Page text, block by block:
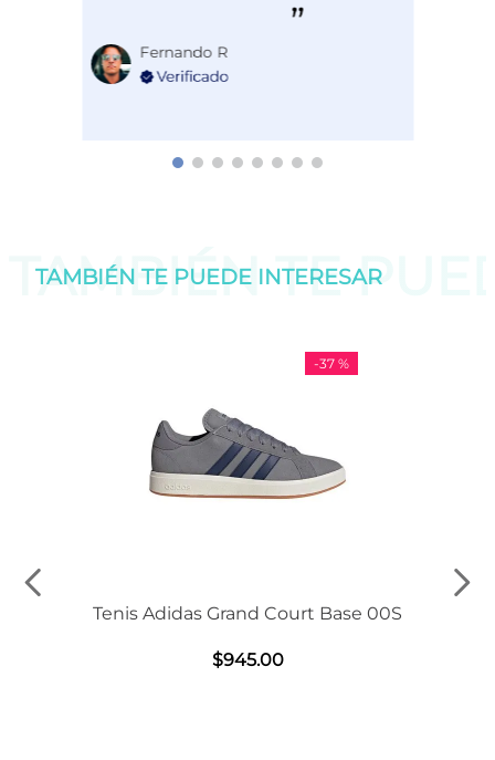
Fernando R
TAMBIÉN TE
TAMBIÉN TE PUEDE INTERESAR
-37 %
Tenis Adidas Grand Court Base 00S
$945.00